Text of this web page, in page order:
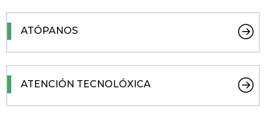
ATÓPANOS
ATENCIÓN TECNOLÓXICA